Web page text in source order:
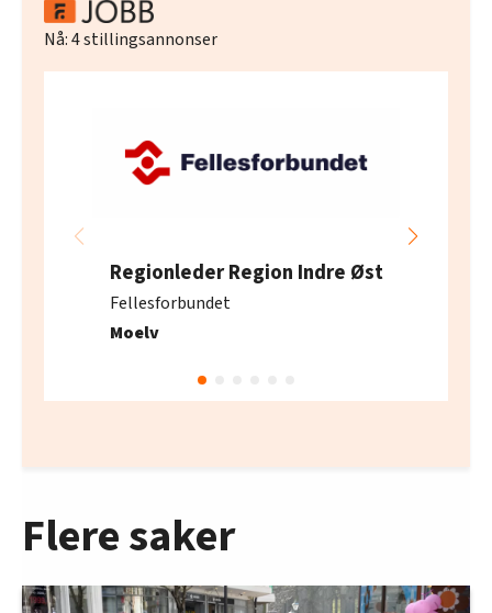
Nå:4stillingsannonser
Regionleder Region Indre Øst
Fellesforbundet
Moelv
Flere saker